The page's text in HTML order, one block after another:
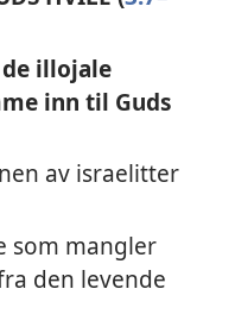
illojale
inn til Guds
av israelitter
som mangler
den levende